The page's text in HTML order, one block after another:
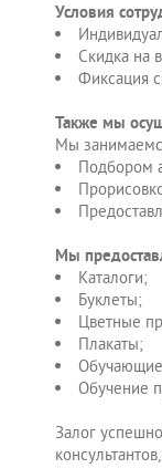
Условия
Скидка на
Фиксация
Также мы
Мы
Подбором
Мы
Каталоги;
Буклеты;
Цветные
Плакаты;
Обучение
Залог